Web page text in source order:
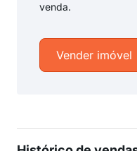
venda.
Vender imóvel